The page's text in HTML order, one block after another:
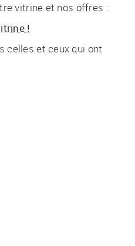
vitrine et nos offres :
!
celles et ceux qui ont